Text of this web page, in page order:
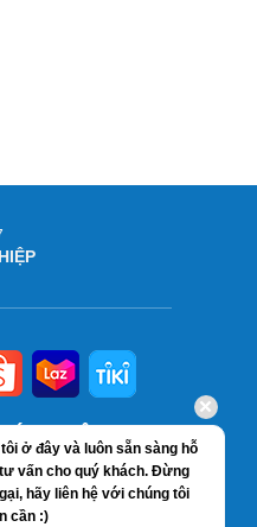
TÔI
ở đây và luôn sẵn sàng hỗ
vấn cho quý khách. Đừng
hãy liên hệ với chúng tôi
cần :)